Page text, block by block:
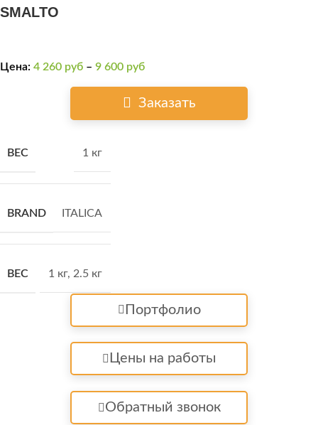
SMALTO
Цена: 4 260 руб – 9 600 руб
Заказать
ВЕС 1 кг
BRAND ITALICA
ВЕС 1 кг, 2.5 кг
Портфолио
Цены на работы
Обратный звонок